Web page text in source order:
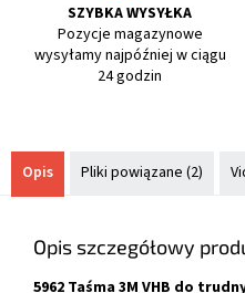
SZYBKA WYSYŁKA
Pozycje magazynowe
wysyłamy najpóźniej w ciągu
24 godzin
Opis Pliki powiązane (2)
Opis szczegółowy
5962 Taśma 3M VHB do